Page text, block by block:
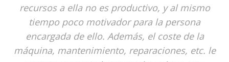
recursos a ella no es productivo, y al mismo
tiempo poco motivador para la persona
encargada de ello. Además, el coste de la
máquina, mantenimiento, reparaciones, etc. le